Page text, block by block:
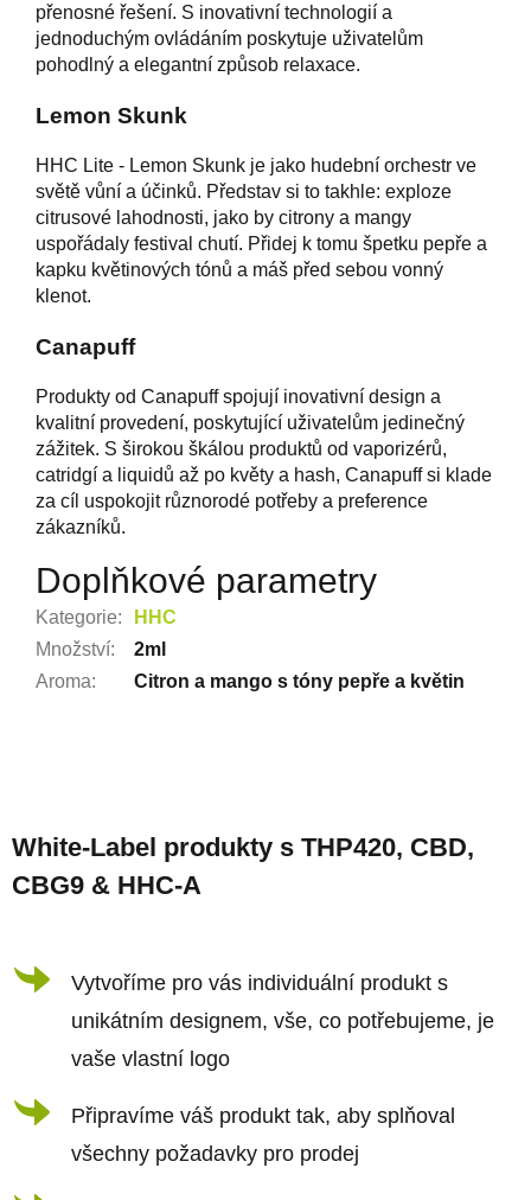
přenosné řešení. S inovativní technologií a
jednoduchým ovládáním poskytuje uživatelům
pohodlný a elegantní způsob relaxace.
Lemon Skunk
HHC Lite - Lemon Skunk je jako hudební orchestr ve
světě vůní a účinků. Představ si to takhle: exploze
citrusové lahodnosti, jako by citrony a mangy
uspořádaly festival chutí. Přidej k tomu špetku pepře a
kapku květinových tónů a máš před sebou vonný
klenot.
Canapuff
Produkty od Canapuff spojují inovativní design a
kvalitní provedení, poskytující uživatelům jedinečný
zážitek. S širokou škálou produktů od vaporizérů,
catridgí a liquidů až po květy a hash, Canapuff si klade
za cíl uspokojit různorodé potřeby a preference
zákazníků.
Doplňkové parametry
Kategorie:
HHC
Množství:
2ml
Aroma: Citron a mango s tóny pepře a květin
á
p
a
White-Label produkty s THP420, CBD,
CBG9 & HHC-A
Vytvoříme pro vás individuální produkt s
unikátním designem, vše, co potřebujeme, je
vaše vlastní logo
Připravíme váš produkt tak, aby splňoval
všechny požadavky pro prodej